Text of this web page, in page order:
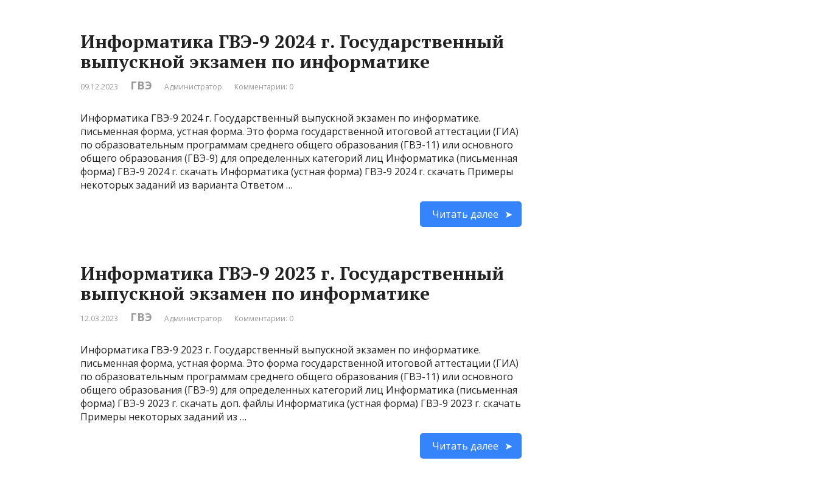
Информатика ГВЭ-9 2024 г. Государственный
выпускной экзамен по информатике
09.12.2023 ГВЭ Администратор Комментарии: 0
Информатика ГВЭ-9 2024 г. Государственный выпускной экзамен по информатике.
письменная форма, устная форма. Это форма государственной итоговой аттестации (ГИА)
по образовательным программам среднего общего образования (ГВЭ-11) или основного
общего образования (ГВЭ-9) для определенных категорий лиц Информатика (письменная
форма) ГВЭ-9 2024 г. скачать Информатика (устная форма) ГВЭ-9 2024 г. скачать Примеры
некоторых заданий из варианта Ответом …
Читать далее
Информатика ГВЭ-9 2023 г. Государственный
выпускной экзамен по информатике
12.03.2023 ГВЭ Администратор Комментарии: 0
Информатика ГВЭ-9 2023 г. Государственный выпускной экзамен по информатике.
письменная форма, устная форма. Это форма государственной итоговой аттестации (ГИА)
по образовательным программам среднего общего образования (ГВЭ-11) или основного
общего образования (ГВЭ-9) для определенных категорий лиц Информатика (письменная
форма) ГВЭ-9 2023 г. скачать доп. файлы Информатика (устная форма) ГВЭ-9 2023 г. скачать
Примеры некоторых заданий из …
Читать далее